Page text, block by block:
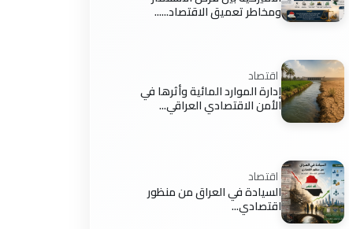
ومخاطر تعميق الاقتصاد......
اقتصاد
إدارة الموارد المائية وأثرها في
الأمن الاقتصادي العراقي...
اقتصاد
السيادة في العراق من منظور
اقتصادي...